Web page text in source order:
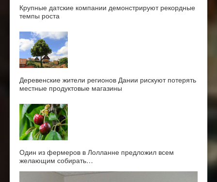
Крупные датские компании демонстрируют рекордные
темпы роста
Деревенские жители регионов Дании рискуют потерять
местные продуктовые магазины
Один из фермеров в Лолланне предложил всем
желающим собирать…